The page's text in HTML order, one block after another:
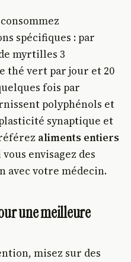
spécifiques : par
myrtilles 3
thé vert par jour et 20
fois par
polyphénols et
synaptique et
aliments entiers
envisagez des
avec votre médecin.
une meilleure
misez sur des